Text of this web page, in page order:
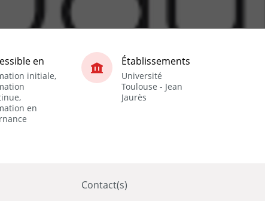
en
initiale,
en
Établissements
Université
Toulouse - Jean
Jaurès
Contact(s)